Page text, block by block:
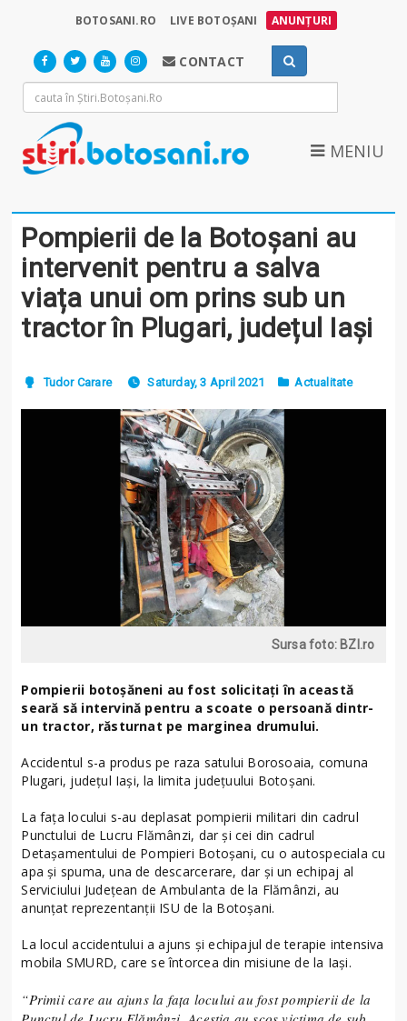
BOTOSANI.RO LIVE BOTOȘANI ANUNȚURI
CONTACT
MENIU
Pompierii de la Botoșani au
intervenit pentru a salva
viața unui om prins sub un
tractor în Plugari, județul Iași
Tudor Carare Saturday, 3 April 2021 Actualitate
Sursa foto: BZI.ro
Pompierii botoșăneni au fost solicitați în această
seară să intervină pentru a scoate o persoană dintr-
un tractor, răsturnat pe marginea drumului.
Accidentul s-a produs pe raza satului Borosoaia, comuna
Plugari, județul Iași, la limita județuului Botoșani.
La fața locului s-au deplasat pompierii militari din cadrul
Punctului de Lucru Flămânzi, dar și cei din cadrul
Detașamentului de Pompieri Botoșani, cu o autospeciala cu
apa și spuma, una de descarcerare, dar și un echipaj al
Serviciului Județean de Ambulanta de la Flămânzi, au
anunțat reprezentanții ISU de la Botoșani.
La locul accidentului a ajuns și echipajul de terapie intensiva
mobila SMURD, care se întorcea din misiune de la Iași.
“Primii care au ajuns la fața locului au fost pompierii de la